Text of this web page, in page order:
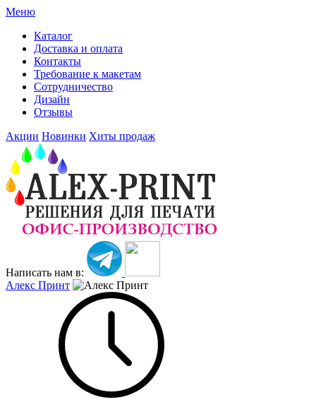
Меню
Каталог
Доставка и оплата
Контакты
Требование к макетам
Сотрудничество
Дизайн
Отзывы
Акции Новинки Хиты продаж
Написать нам в:
Алекс Принт